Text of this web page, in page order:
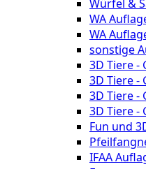
Würfel &
WA
WA
sonstige
3D Tiere -
3D Tiere -
3D Tiere -
3D Tiere -
Fun und
IFAA